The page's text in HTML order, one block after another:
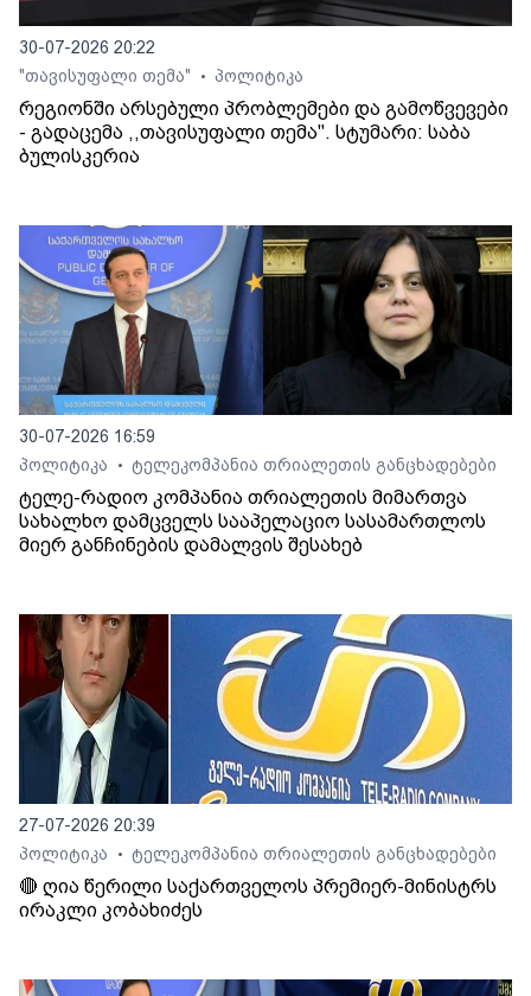
30-07-2026 20:22
"თავისუფალი თემა"
• პოლიტიკა
რეგიონში არსებული პრობლემები და გამოწვევები
- გადაცემა ,,თავისუფალი თემა". სტუმარი: საბა
ბულისკერია
30-07-2026 16:59
პოლიტიკა
• ტელეკომპანია თრიალეთის განცხადებები
ტელე-რადიო კომპანია თრიალეთის მიმართვა
სახალხო დამცველს სააპელაციო სასამართლოს
მიერ განჩინების დამალვის შესახებ
27-07-2026 20:39
პოლიტიკა
• ტელეკომპანია თრიალეთის განცხადებები
🔴 ღია წერილი საქართველოს პრემიერ-მინისტრს
ირაკლი კობახიძეს